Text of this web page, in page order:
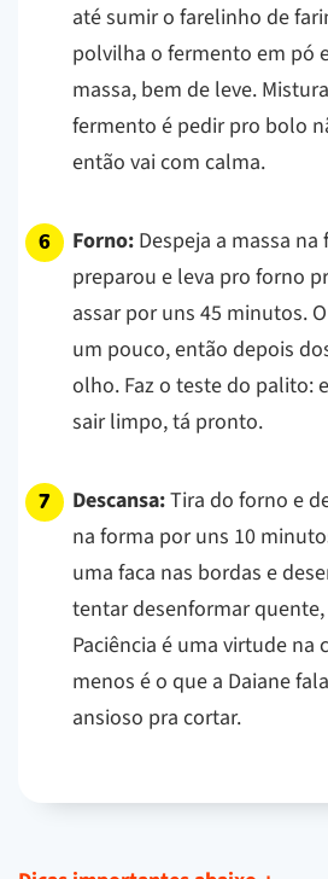
até sumir o farelinho de
polvilha o fermento em pó
massa, bem de leve.
fermento é pedir pro bolo
então vai com calma.
Forno: Despeja a massa
preparou e leva pro forno
assar por uns 45 minutos.
um pouco, então depois
olho. Faz o teste do palito:
sair limpo, tá pronto.
Descansa:Tira do forno e
na forma por uns 10
uma faca nas bordas e
tentar desenformar
Paciência é uma virtude na
menos é o que a Daiane
ansioso pra cortar.